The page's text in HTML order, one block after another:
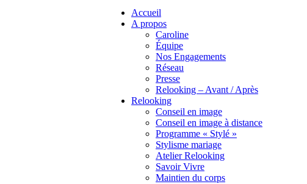
Accueil
A propos
Caroline
Équipe
Nos Engagements
Réseau
Presse
Relooking – Avant / Après
Relooking
Conseil en image
Conseil en image à distance
Programme « Stylé »
Stylisme mariage
Atelier Relooking
Savoir Vivre
Maintien du corps